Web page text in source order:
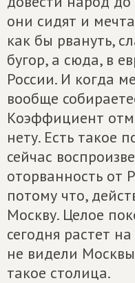
они сидят и
как бы рвануть,
бугор, а сюда, в
России. И когда
вообще
Коэффициент
нету. Есть такое
сейчас
оторванность от
потому что,
Москву. Целое
сегодня растет
не видели
такое столица.